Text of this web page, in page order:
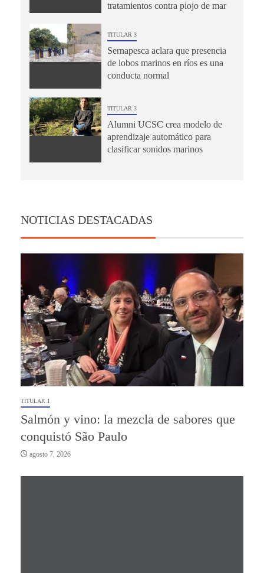
tratamientos contra piojo de mar
TITULAR 3
Sernapesca aclara que presencia
de lobos marinos en ríos es una
conducta normal
TITULAR 3
Alumni UCSC crea modelo de
aprendizaje automático para
clasificar sonidos marinos
NOTICIAS DESTACADAS
TITULAR 1
Salmón y vino: la mezcla de sabores que
conquistó São Paulo
agosto 7, 2026